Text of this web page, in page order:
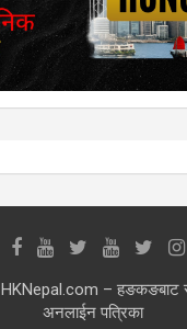
HKNepal.com – हङकङबाट
अनलाईन पत्रिका